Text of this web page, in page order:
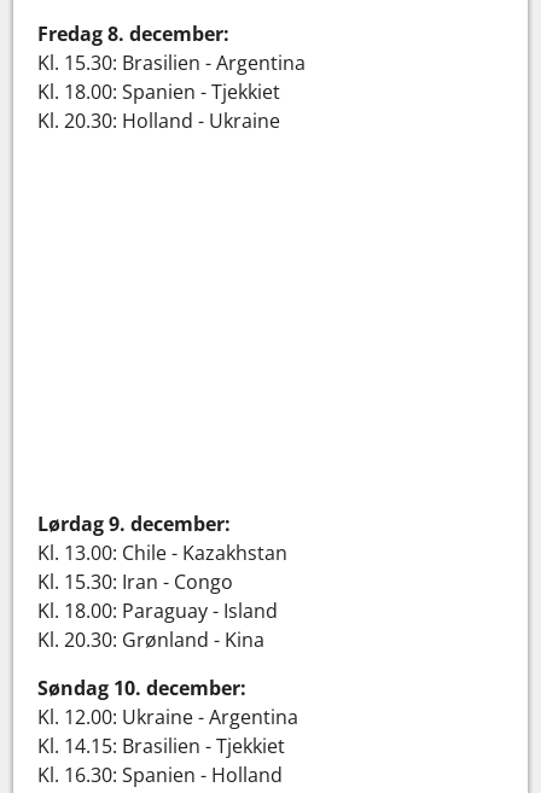
Fredag 8. december:
Kl. 15.30: Brasilien - Argentina
Kl. 18.00: Spanien - Tjekkiet
Kl. 20.30: Holland - Ukraine
Lørdag 9. december:
Kl. 13.00: Chile - Kazakhstan
Kl. 15.30: Iran - Congo
Kl. 18.00: Paraguay - Island
Kl. 20.30: Grønland - Kina
Søndag 10. december:
Kl. 12.00: Ukraine - Argentina
Kl. 14.15: Brasilien - Tjekkiet
Kl. 16.30: Spanien - Holland